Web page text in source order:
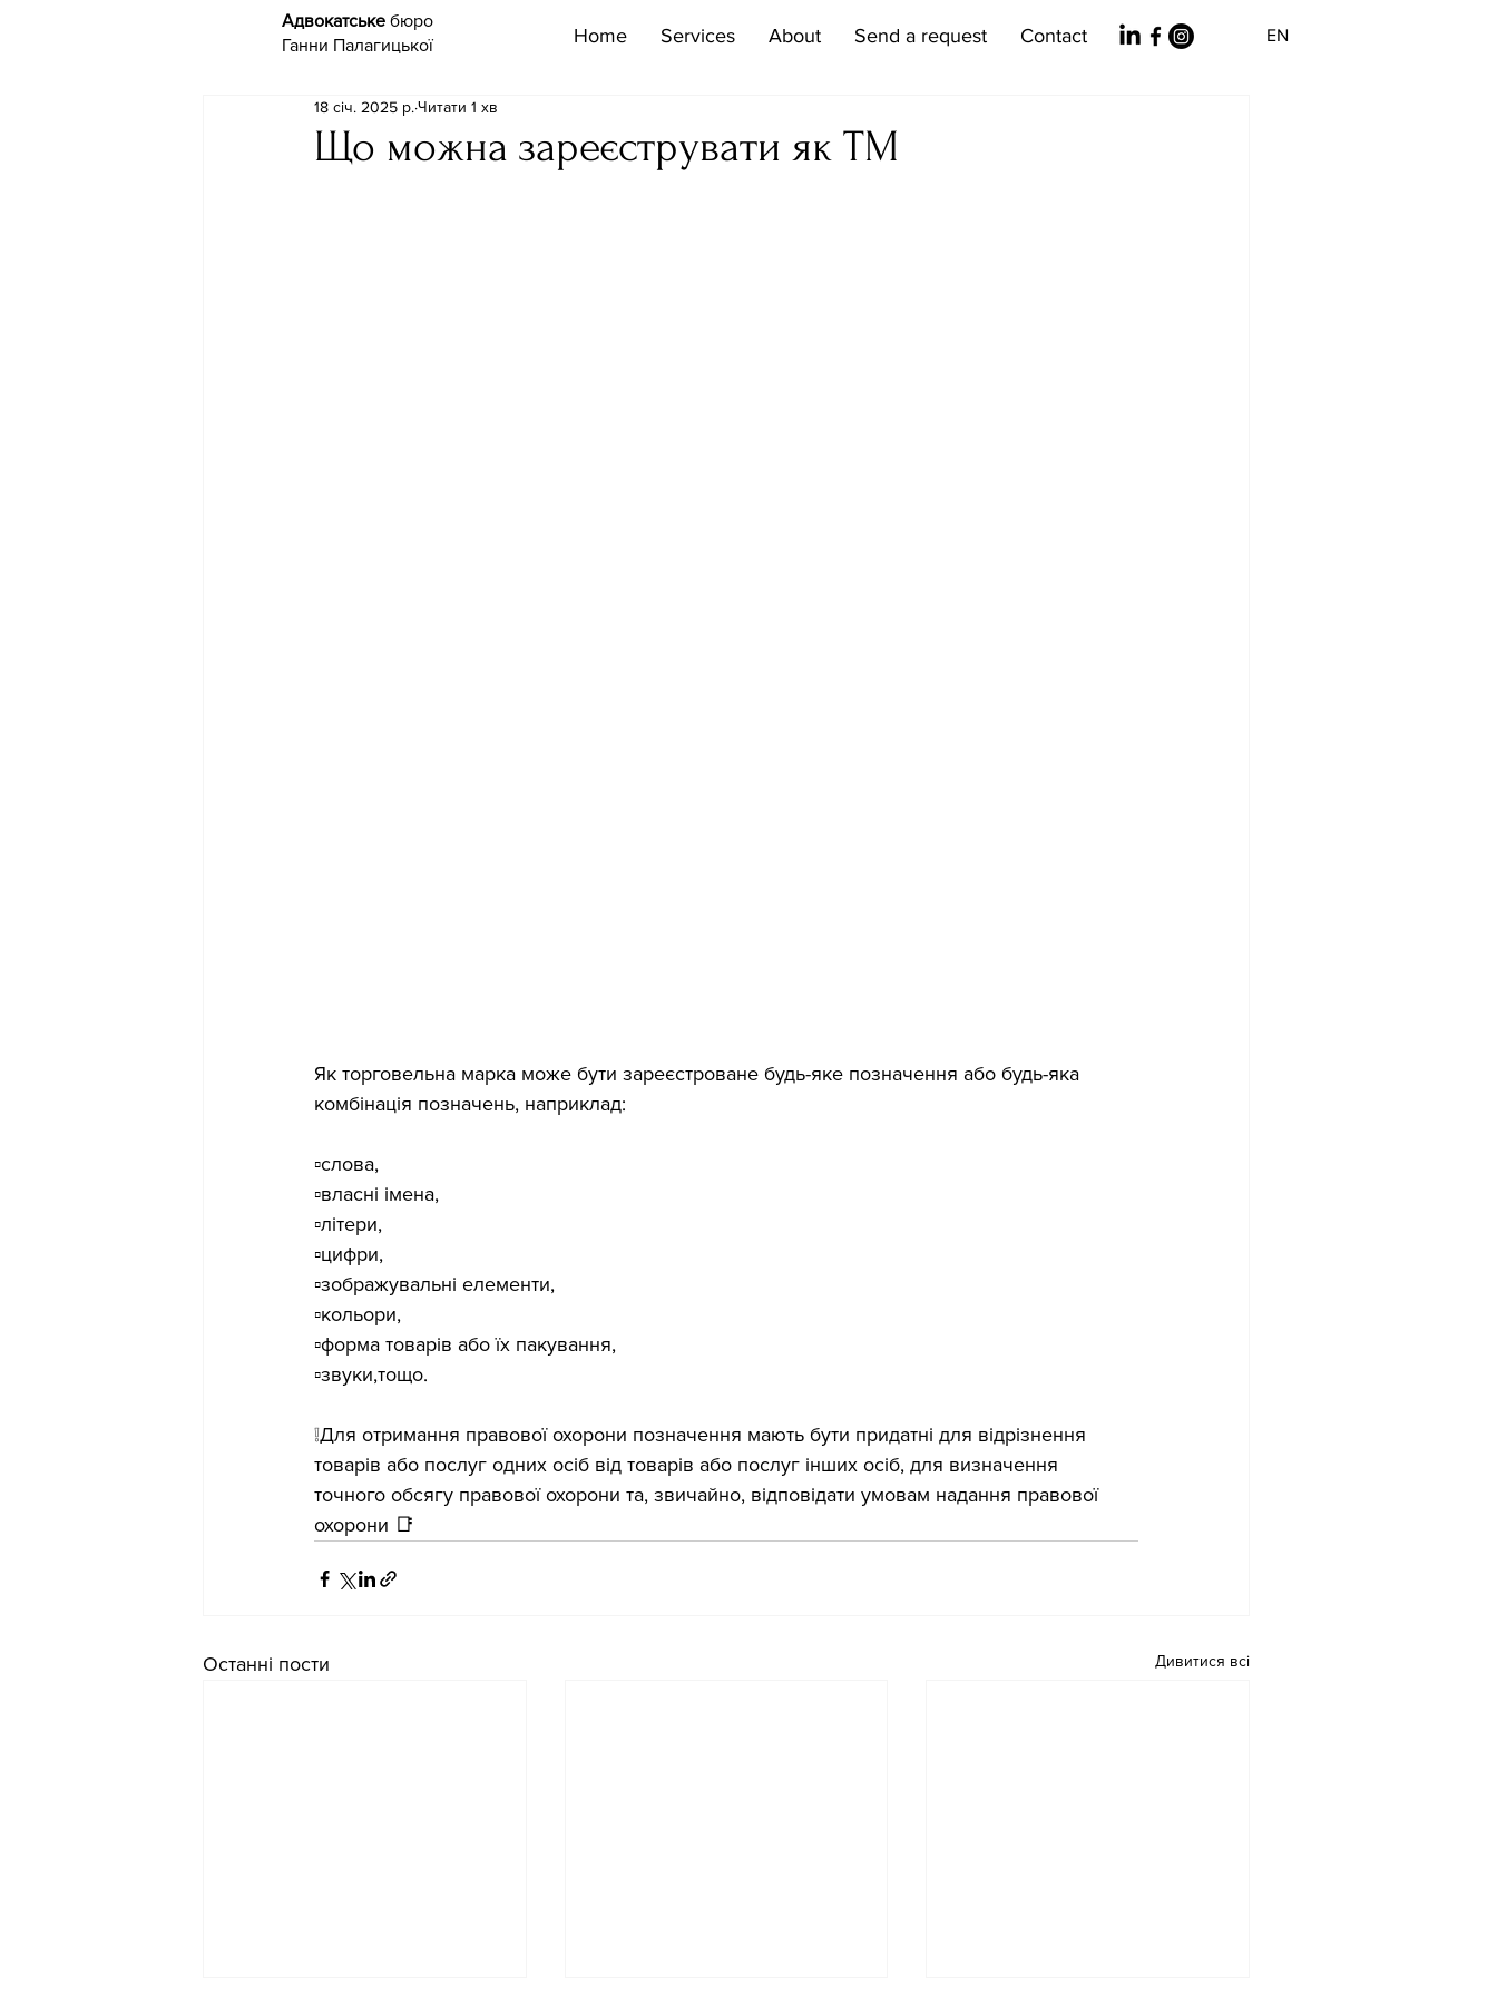
Адвокатське бюро
Ганни Палагицької
Home Services About Send a request Contact EN
Що можна зареєструвати як ТМ
18 січ. 2025 р. Читати 1 хв
Як торговельна марка може бути зареєстроване будь-яке позначення або будь-яка
комбінація позначень, наприклад:
▫️слова,
▫️власні імена,
▫️літери,
▫️цифри,
▫️зображувальні елементи,
▫️кольори,
▫️форма товарів або їх пакування,
▫️звуки,тощо.
❕Для отримання правової охорони позначення мають бути придатні для відрізнення
товарів або послуг одних осіб від товарів або послуг інших осіб, для визначення
точного обсягу правової охорони та, звичайно, відповідати умовам надання правової
охорони 📑
Останні пости Дивитися всі